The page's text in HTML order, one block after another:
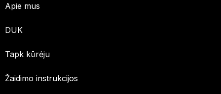
Apie mus
DUK
Tapk kūrėju
Žaidimo instrukcijos